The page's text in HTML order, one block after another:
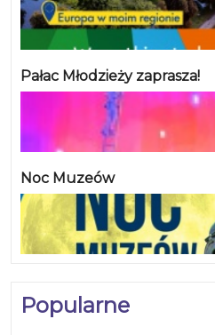
Pałac Młodzieży zaprasza!
Noc Muzeów
Popularne